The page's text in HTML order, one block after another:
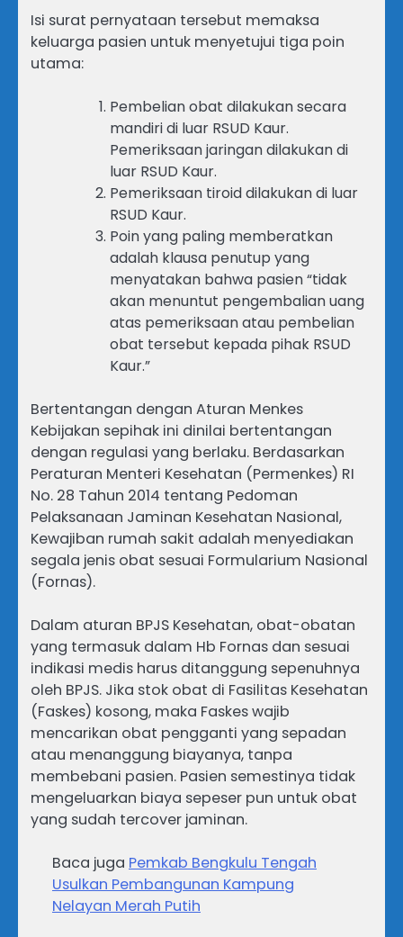
​Isi surat pernyataan tersebut memaksa
keluarga pasien untuk menyetujui tiga poin
utama:
​Pembelian obat dilakukan secara
mandiri di luar RSUD Kaur.
​Pemeriksaan jaringan dilakukan di
luar RSUD Kaur.
​Pemeriksaan tiroid dilakukan di luar
RSUD Kaur.
​Poin yang paling memberatkan
adalah klausa penutup yang
menyatakan bahwa pasien “tidak
akan menuntut pengembalian uang
atas pemeriksaan atau pembelian
obat tersebut kepada pihak RSUD
Kaur.”
​Bertentangan dengan Aturan Menkes
​Kebijakan sepihak ini dinilai bertentangan
dengan regulasi yang berlaku. Berdasarkan
Peraturan Menteri Kesehatan (Permenkes) RI
No. 28 Tahun 2014 tentang Pedoman
Pelaksanaan Jaminan Kesehatan Nasional,
Kewajiban rumah sakit adalah menyediakan
segala jenis obat sesuai Formularium Nasional
(Fornas).
​Dalam aturan BPJS Kesehatan, obat-obatan
yang termasuk dalam Hb Fornas dan sesuai
indikasi medis harus ditanggung sepenuhnya
oleh BPJS. Jika stok obat di Fasilitas Kesehatan
(Faskes) kosong, maka Faskes wajib
mencarikan obat pengganti yang sepadan
atau menanggung biayanya, tanpa
membebani pasien. Pasien semestinya tidak
mengeluarkan biaya sepeser pun untuk obat
yang sudah tercover jaminan.
​Baca juga Pemkab Bengkulu Tengah
Usulkan Pembangunan Kampung
Nelayan Merah Putih